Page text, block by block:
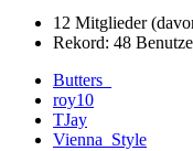
12 Mitglieder
Rekord: 48
Butters_
roy10
TJay
Vienna_Style